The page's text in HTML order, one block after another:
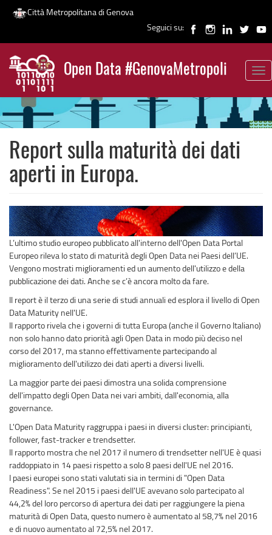
Salta
contenuto
principale
Città Metropolitana di Genova
Seguici su:
Open Data #GenovaMetropoli
News
Report sulla maturità dei dati
aperti in Europa.
L’ultimo studio europeo pubblicato all'interno dell'Open Data Portal
Europeo rileva lo stato di maturità degli Open Data nei Paesi dell’UE.
Vengono mostrati miglioramenti ed un aumento dell'utilizzo e della
pubblicazione dei dati. Anche se c’è ancora molto da fare.
Il report è il terzo di una serie di studi annuali ed esplora il livello di Open
Data Maturity nell'UE.
Il rapporto rivela che i governi di tutta Europa (anche il Governo Italiano)
non solo hanno dato priorità agli Open Data in modo più deciso nel
corso del 2017, ma stanno effettivamente partecipando al
miglioramento dell'utilizzo dei dati aperti a diversi livelli.
La maggior parte dei paesi dimostra una solida comprensione
dell'impatto degli Open Data nei vari ambiti, dall'economia, alla
governance.
L'Open Data Maturity raggruppa i paesi in diversi cluster: principianti,
follower, fast-tracker e trendsetter.
Il rapporto mostra che nel 2017 il numero di trendsetter nell'UE è quasi
raddoppiato in 14 paesi rispetto a solo 8 paesi dell'UE nel 2016.
I paesi europei sono stati valutati sia in termini di "Open Data
Readiness". Se nel 2015 i paesi dell'UE avevano solo partecipato al
44,2% del loro percorso di apertura dei dati per raggiungere la piena
maturità di Open Data, questo numero è aumentato al 58,7% nel 2016
e di nuovo aumentato al 72,5% nel 2017.